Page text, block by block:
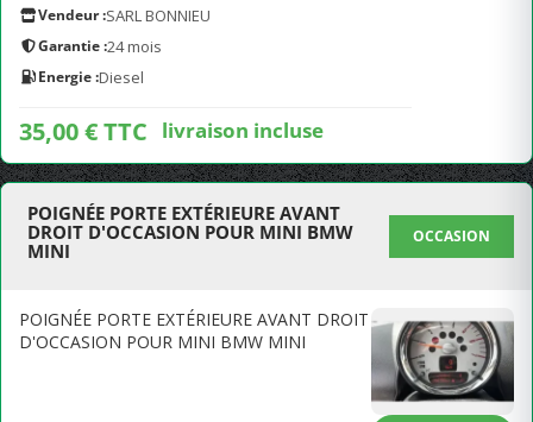
Vendeur :SARL BONNIEU
Garantie :24 mois
Energie :Diesel
35,00 € TTC livraison incluse
POIGNÉE PORTE EXTÉRIEURE AVANT
DROIT D'OCCASION POUR MINI BMW
MINI
OCCASION
POIGNÉE PORTE EXTÉRIEURE AVANT DROIT
D'OCCASION POUR MINI BMW MINI